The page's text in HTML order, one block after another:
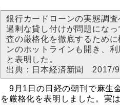
銀行カードローンの実態調
過剰な貸し付けが問題にな
査の厳格化を徹底するため
ンのホットラインも開き、
と表明した。
出典：日本経済新聞 2017/
9月1日の日経の朝刊で麻生
を厳格化を表明しました。実